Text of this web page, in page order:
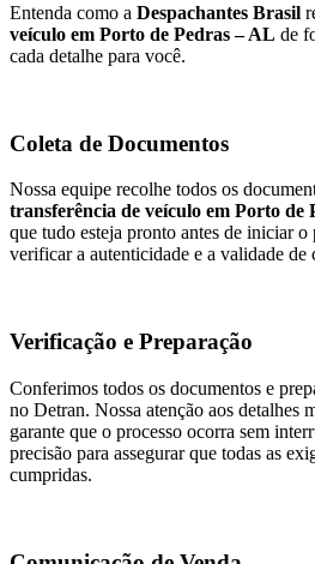
Entenda como a Despachantes Brasil
veículo em Porto de Pedras – AL de
cada detalhe para você.
Coleta de Documentos
Nossa equipe recolhe todos os
transferência de veículo em Porto de
que tudo esteja pronto antes de iniciar o
verificar a autenticidade e a validade de
Verificação e Preparação
Conferimos todos os documentos e
no Detran. Nossa atenção aos detalhes
garante que o processo ocorra sem
precisão para assegurar que todas as
cumpridas.